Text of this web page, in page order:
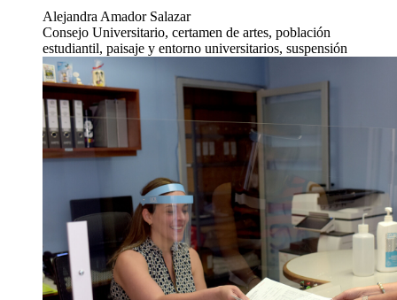
Alejandra Amador Salazar
Consejo Universitario, certamen de artes, población
estudiantil, paisaje y entorno universitarios, suspensión